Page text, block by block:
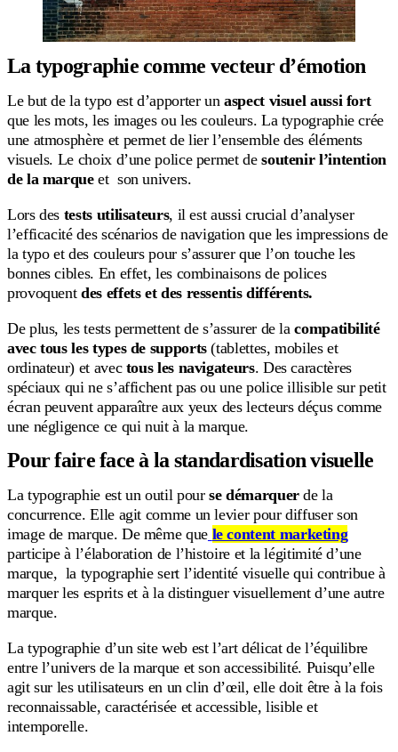
La typographie comme vecteur d’émotion
Le but de la typo est d’apporter unaspect visuel aussi fort
que les mots, les images ou les couleurs. La typographie crée
une atmosphère et permet de lier l’ensemble des éléments
visuels. Le choix d’une police permet desoutenir l’intention
de la marqueet son univers.
Lors des tests utilisateurs, il est aussi crucial d’analyser
l’efficacité des scénarios de navigation que les impressions de
la typo et des couleurs pour s’assurer que l’on touche les
bonnes cibles. En effet, les combinaisons de polices
provoquentdes effets et des ressentis différents.
De plus, les tests permettent de s’assurer de lacompatibilité
avec tous les types de supports(tablettes, mobiles et
ordinateur) et avec tous les navigateurs. Des caractères
spéciaux qui ne s’affichent pas ou une police illisible sur petit
écran peuvent apparaître aux yeux des lecteurs déçus comme
une négligence ce qui nuit à la marque.
Pour faire face à la standardisation visuelle
La typographie est un outil pourse démarquerde la
concurrence. Elle agit comme un levier pour diffuser son
image de marque. De même que le content marketing
participe à l’élaboration de l’histoire et la légitimité d’une
marque, la typographie sert l’identité visuelle qui contribue à
marquer les esprits et à la distinguer visuellement d’une autre
marque.
La typographie d’un site web est l’art délicat de l’équilibre
entre l’univers de la marque et son accessibilité. Puisqu’elle
agit sur les utilisateurs en un clin d’œil, elle doit être à la fois
reconnaissable, caractérisée et accessible, lisible et
intemporelle.